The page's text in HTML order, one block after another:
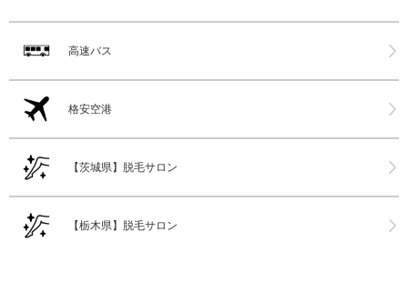
高速バス
格安空港
【茨城県】脱毛サロン
【栃木県】脱毛サロン